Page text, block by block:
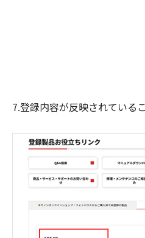
7.登録内容が反映されている